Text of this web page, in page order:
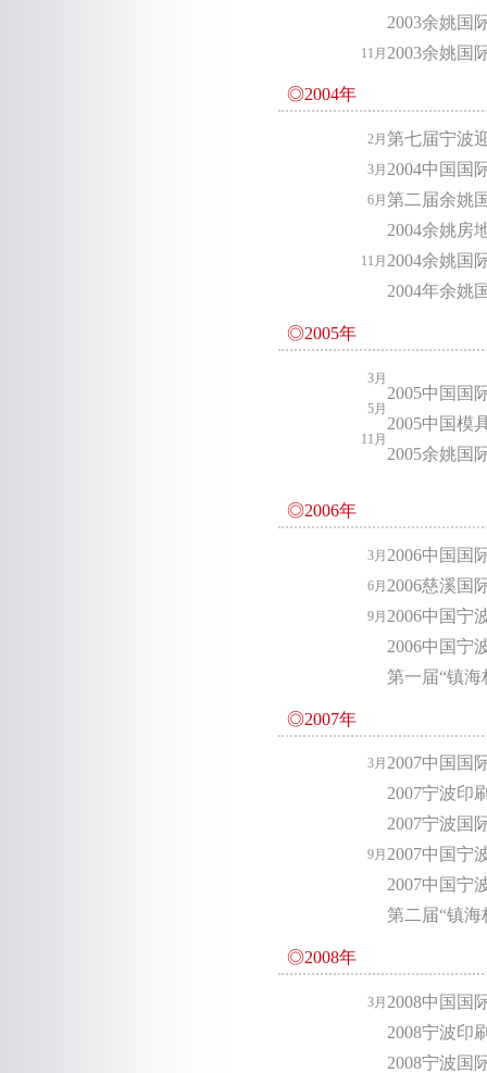
11月
2003余姚国
2003余姚国
◎2004年
2月
3月
6月
11月
第七届宁波
2004中国国
第二届余姚
2004余姚房
2004余姚国
2004年余姚
◎2005年
3月
5月
11月
2005中国国
2005中国模
2005余姚国
◎2006年
3月
6月
9月
2006中国国
2006慈溪国
2006中国宁
2006中国宁
第一届“镇
◎2007年
3月
9月
2007中国国
2007宁波印
2007宁波国
2007中国宁
2007中国宁
第二届“镇
◎2008年
3月 2008中国国
2008宁波印
2008宁波国